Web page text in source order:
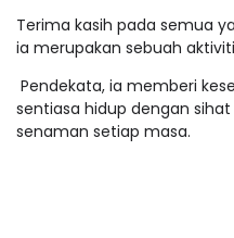
Terima kasih pada semua
ia merupakan sebuah
Pendekata, ia memberi
sentiasa hidup dengan
senaman setiap masa.